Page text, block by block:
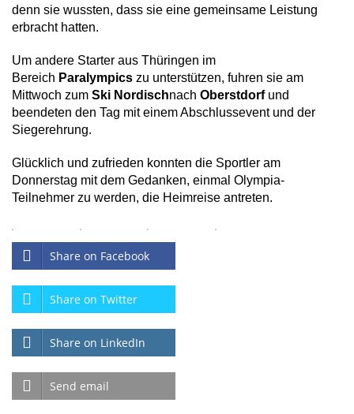
denn sie wussten, dass sie eine gemeinsame Leistung
erbracht hatten.
Um andere Starter aus Thüringen im
Bereich Paralympics zu unterstützen, fuhren sie am
Mittwoch zum Ski Nordischnach Oberstdorfund
beendeten den Tag mit einem Abschlussevent und der
Siegerehrung.
Glücklich und zufrieden konnten die Sportler am
Donnerstag mit dem Gedanken, einmal Olympia-
Teilnehmer zu werden, die Heimreise antreten.
Share on Facebook
Share on Twitter
Share on LinkedIn
Send email